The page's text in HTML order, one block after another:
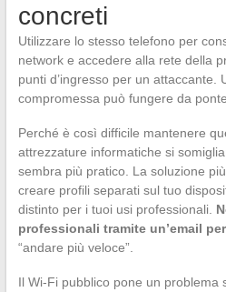
concreti
Utilizzare lo stesso telefono per
network e accedere alla rete della
punti d’ingresso per un attaccante.
compromessa può fungere da
Perché è così difficile mantenere
attrezzature informatiche si
sembra più pratico. La soluzione
creare profili separati sul tuo
distinto per i tuoi usi professionali.
professionali tramite un’email
“andare più veloce”.
Il Wi-Fi pubblico pone un problema